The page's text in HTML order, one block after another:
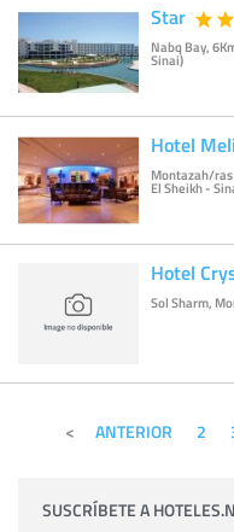
Star
Nabq Bay,
Sinai)
Hotel
Montazah/ras
El Sheikh -
Hotel
Sol Sharm,
ANTERIOR 2
SUSCRÍBETE A